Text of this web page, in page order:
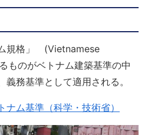
規格」 (Vietnamese
ものがベトナム建築基準の中
務基準として適用される。
ナム基準（科学・技術省）